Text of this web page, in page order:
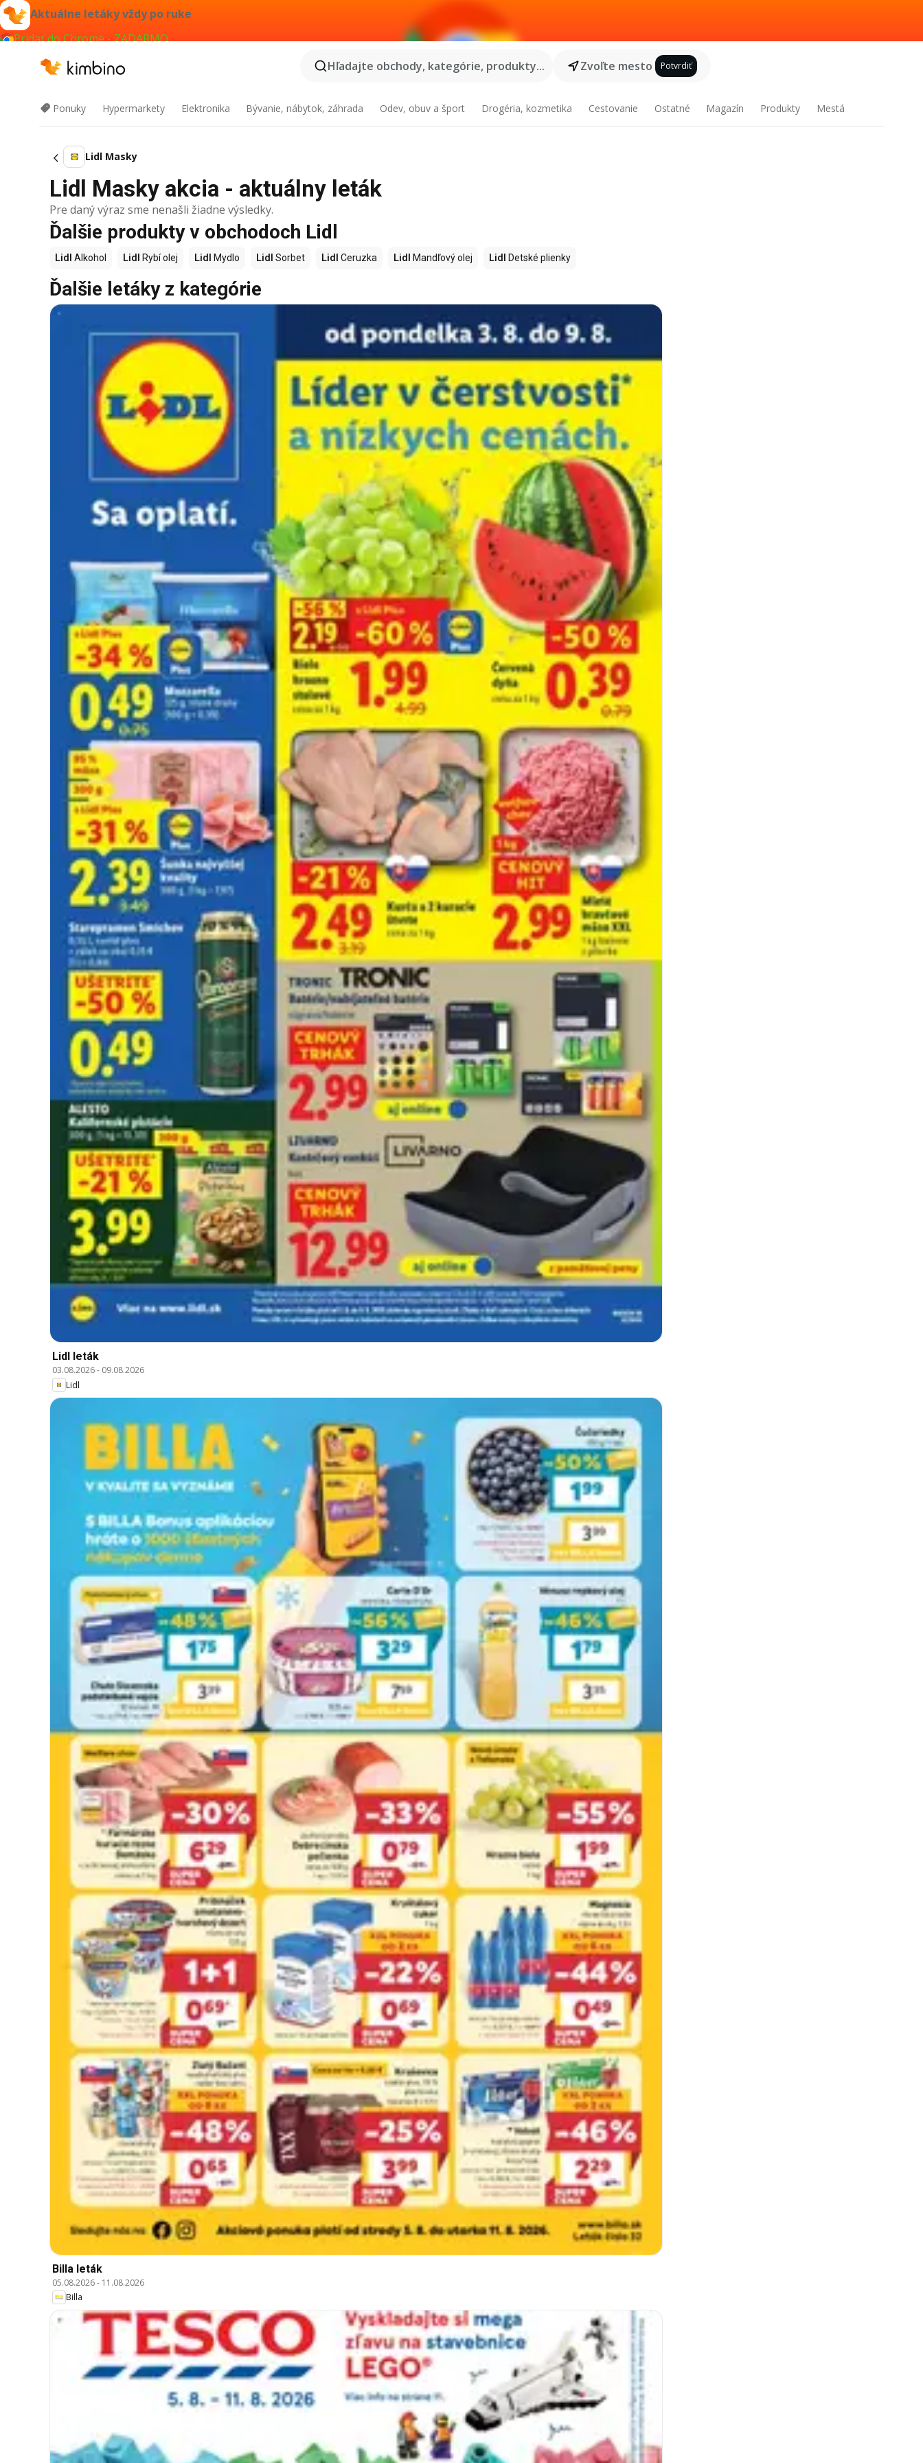
Aktuálne letáky vždy po ruke
Pridať do Chrome - ZADARMO
Hľadajte obchody, kategórie, produkty...
Zvoľte mesto Potvrdiť
Ponuky Hypermarkety Elektronika Bývanie, nábytok, záhrada Odev, obuv a šport Drogéria, kozmetika Cestovanie Ostatné Magazín Produkty Mestá
Lidl Masky
Lidl Masky akcia - aktuálny leták
Pre daný výraz sme nenašli žiadne výsledky.
Ďalšie produkty v obchodoch Lidl
Lidl Alkohol Lidl Rybí olej Lidl Mydlo Lidl Sorbet Lidl Ceruzka Lidl Mandľový olej Lidl Detské plienky
Ďalšie letáky z kategórie
Lidl leták
03.08.2026- 09.08.2026
Lidl
Billa leták
05.08.2026- 11.08.2026
Billa